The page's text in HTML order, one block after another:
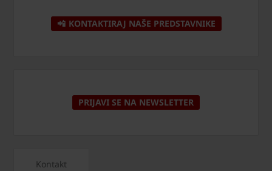
📲 KONTAKTIRAJ NAŠE PREDSTAVNIKE
PRIJAVI SE NA NEWSLETTER
Kontakt